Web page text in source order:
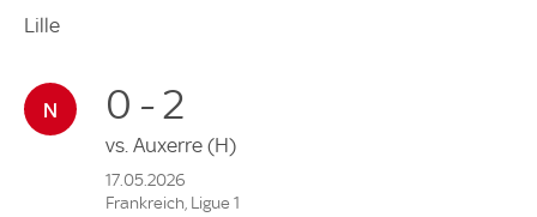
Lille
0 - 2
vs. Auxerre (H)
17.05.2026
Frankreich, Ligue 1